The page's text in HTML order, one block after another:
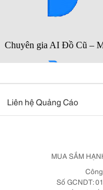
Liên hệ Quảng Cáo
MUA SẮM
Số GCNDT: